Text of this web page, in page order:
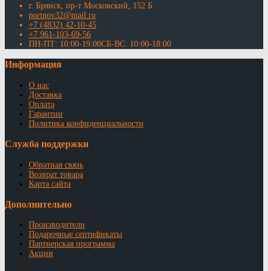
г. Брянск, пр-т Московский, 152 Б
portnov32@mail.ru
+7 (4832) 42-10-45
+7 961-103-69-56
ПН-ПТ: 10:00-19:00СБ-ВС: 10:00-18:00
Информация
О нас
Доставка
Оплата
Гарантии
Политика конфиденциальности
Служба поддержки
Обратная связь
Возврат товара
Карта сайта
Дополнительно
Производители
Подарочные сертификаты
Партнерская программа
Акции